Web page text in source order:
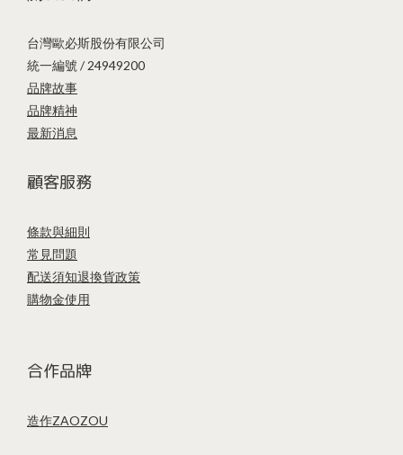
台灣歐必斯股份有限公司
統一編號 / 24949200
品牌故事
品牌精神
最新消息
顧客服務
條款與細則
常見問題
配送須知退換貨政策
購物金使用
合作品牌
造作ZAOZOU